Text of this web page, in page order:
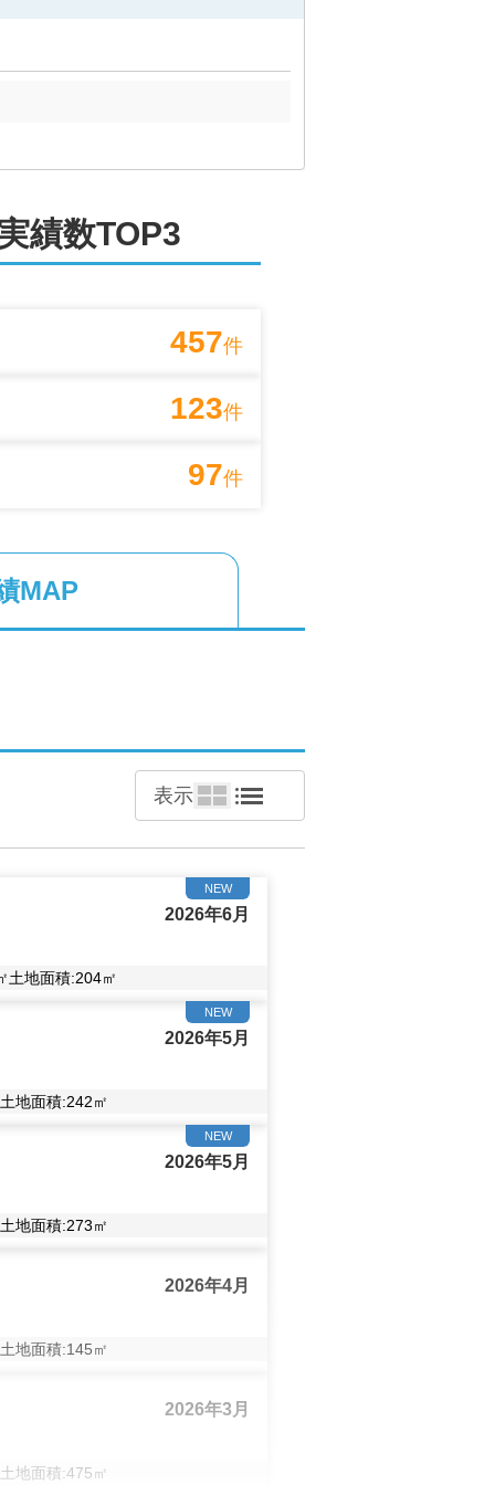
績数TOP3
457件
123件
97件
MAP
表示
NEW
2026年6月
土地面積:204㎡
NEW
2026年5月
土地面積:242㎡
NEW
2026年5月
土地面積:273㎡
2026年4月
土地面積:145㎡
2026年3月
土地面積:475㎡